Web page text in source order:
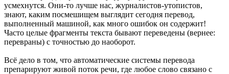
усмехнутся. Они-то лучше нас, журналистов-утопистов,
знают, каким посмешищем выглядит сегодня перевод,
выполненный машиной, как много ошибок он содержит!
Часто целые фрагменты текста бывают переведены (вернее:
перевраны) с точностью до наоборот.
Всё дело в том, что автоматические системы перевода
препарируют живой поток речи, где любое слово связано с